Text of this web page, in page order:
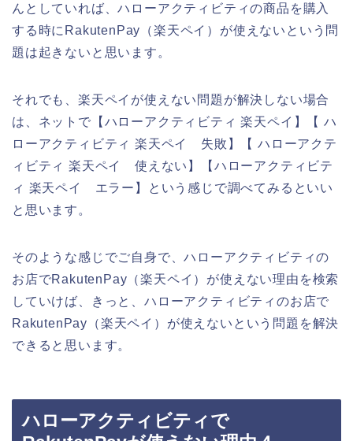
んとしていれば、ハローアクティビティの商品を購入
する時にRakutenPay（楽天ペイ）が使えないという問
題は起きないと思います。
それでも、楽天ペイが使えない問題が解決しない場合
は、ネットで【ハローアクティビティ 楽天ペイ】【 ハ
ローアクティビティ 楽天ペイ 失敗】【 ハローアクテ
ィビティ 楽天ペイ 使えない】【ハローアクティビテ
ィ 楽天ペイ エラー】という感じで調べてみるといい
と思います。
そのような感じでご自身で、ハローアクティビティの
お店でRakutenPay（楽天ペイ）が使えない理由を検索
していけば、きっと、ハローアクティビティのお店で
RakutenPay（楽天ペイ）が使えないという問題を解決
できると思います。
ハローアクティビティで